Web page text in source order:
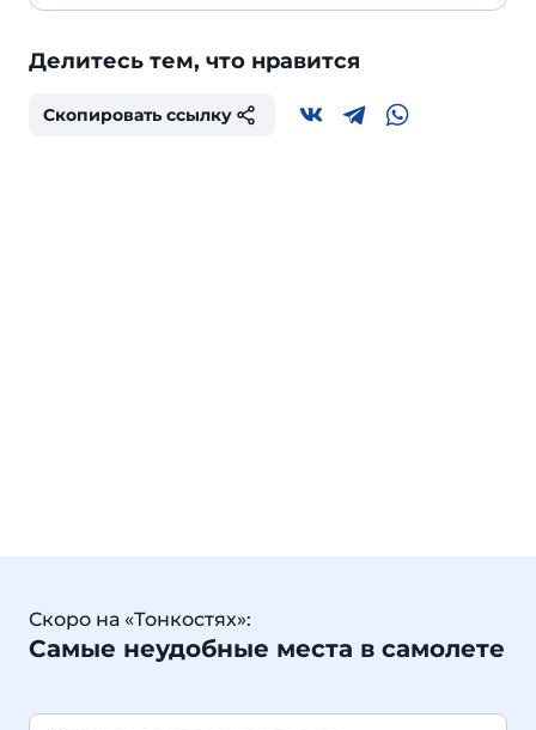
Делитесь тем, что нравится
Скопировать ссылку
Скоро на «Тонкостях»:
Самые неудобные места в самолете